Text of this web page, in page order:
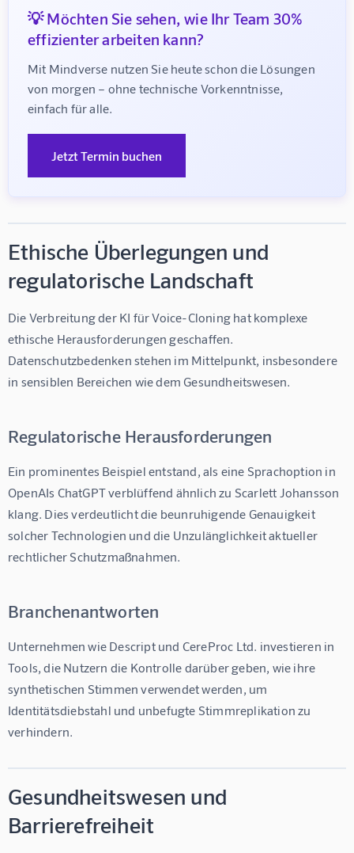
💡 Möchten Sie sehen, wie Ihr Team 30%
effizienter arbeiten kann?
Mit Mindverse nutzen Sie heute schon die Lösungen
von morgen – ohne technische Vorkenntnisse,
einfach für alle.
Jetzt Termin buchen
Ethische Überlegungen und
regulatorische Landschaft
Die Verbreitung der KI für Voice-Cloning hat komplexe
ethische Herausforderungen geschaffen.
Datenschutzbedenken stehen im Mittelpunkt, insbesondere
in sensiblen Bereichen wie dem Gesundheitswesen.
Regulatorische Herausforderungen
Ein prominentes Beispiel entstand, als eine Sprachoption in
OpenAIs ChatGPT verblüffend ähnlich zu Scarlett Johansson
klang. Dies verdeutlicht die beunruhigende Genauigkeit
solcher Technologien und die Unzulänglichkeit aktueller
rechtlicher Schutzmaßnahmen.
Branchenantworten
Unternehmen wie Descript und CereProc Ltd. investieren in
Tools, die Nutzern die Kontrolle darüber geben, wie ihre
synthetischen Stimmen verwendet werden, um
Identitätsdiebstahl und unbefugte Stimmreplikation zu
verhindern.
Gesundheitswesen und
Barrierefreiheit